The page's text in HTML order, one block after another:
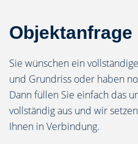
Objektanfrage
Sie wünschen ein
und Grundriss oder haben
Dann füllen Sie einfach das
vollständig aus und wir
Ihnen in Verbindung.